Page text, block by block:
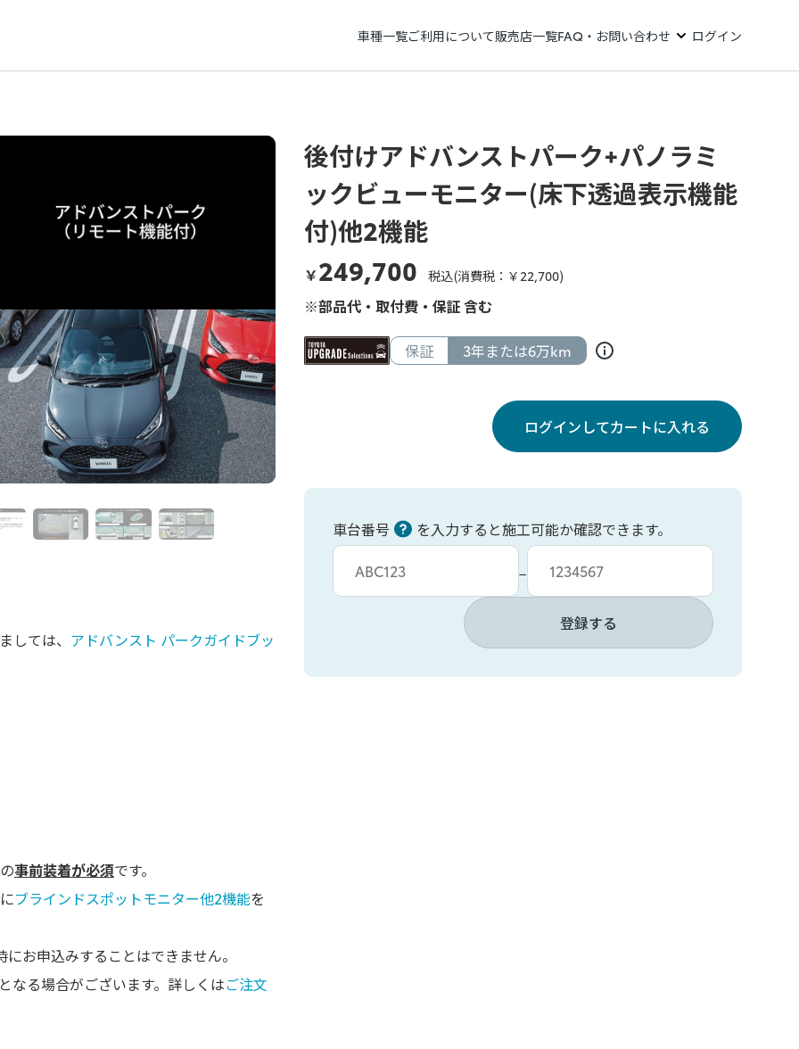
車種一覧ご利用について販売店一覧FAQ・お問い合わせ ログイン
後付けアドバンストパーク+パノラミ
ックビューモニター(床下透過表示機能
付)他2機能
￥249,700 税込(消費税：￥22,700)
※部品代・取付費・保証 含む
保証 3年または6万km
ログインしてカートに入れる
車台番号 を入力すると施工可能か確認できます。
車台カタシキ入力
−
車台番号入力
登録する
しては、 アドバンスト パークガイドブッ
事前装着が必須です。
ブラインドスポットモニター他2機能を
お申込みすることはできません。
なる場合がございます。詳しくはご注文